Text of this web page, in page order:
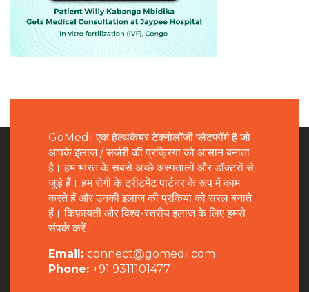
GoMedii एक हेल्थकेयर टेक्नोलॉजी प्लेटफॉर्म है जो
आपके इलाज / सर्जरी की प्रक्रिया को आसान बनाता
है। हम भारत के सबसे अच्छे अस्पतालों और डॉक्टरों से
जुड़े हैं। हम रोगी के ट्रीटमेंट पार्टनर के रूप में काम
करते हैं और उनकी इलाज की प्रकिया को सरल बनाते
हैं। किफ़ायती और विश्व-स्तरीय इलाज के लिए हमसे
संपर्क करें।
Email: connect@gomedii.com
Phone: +91 9311101477